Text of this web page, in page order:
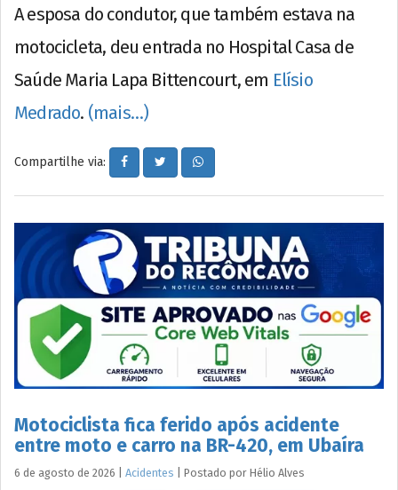
A esposa do condutor, que também estava na
motocicleta, deu entrada no Hospital Casa de
Saúde Maria Lapa Bittencourt, em Elísio
Medrado. (mais…)
Compartilhe via:
Motociclista fica ferido após acidente
entre moto e carro na BR-420, em Ubaíra
6 de agosto de 2026 Acidentes Postado por Hélio Alves